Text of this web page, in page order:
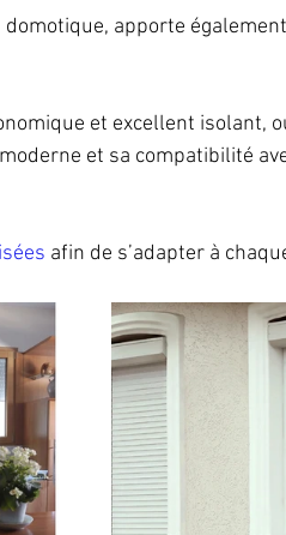
apporte également
et excellent isolant,
et sa compatibilité
afin de s’adapter à